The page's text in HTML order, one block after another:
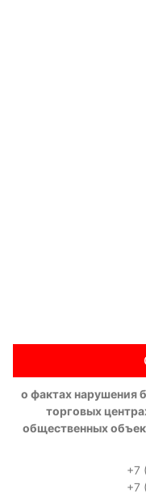
о фактах нарушения
торговых
общественных
+7
+7